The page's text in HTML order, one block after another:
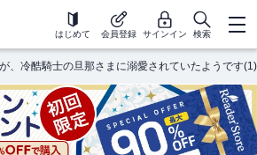
はじめて 会員登録 サインイン 検索
、冷酷騎士の旦那さまに溺愛されていたようです(1)